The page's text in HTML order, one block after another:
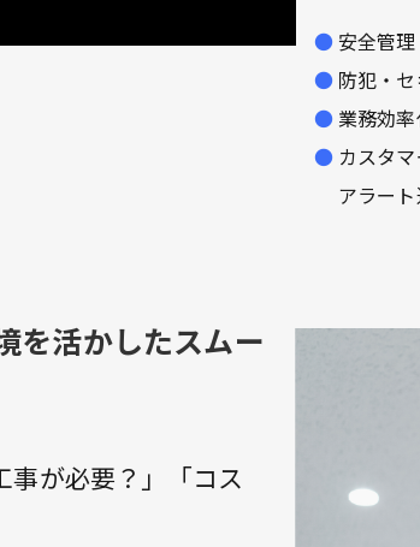
安全管
防犯・
業務効
カスタ
アラー
を活かしたスムー
事が必要？」「コス